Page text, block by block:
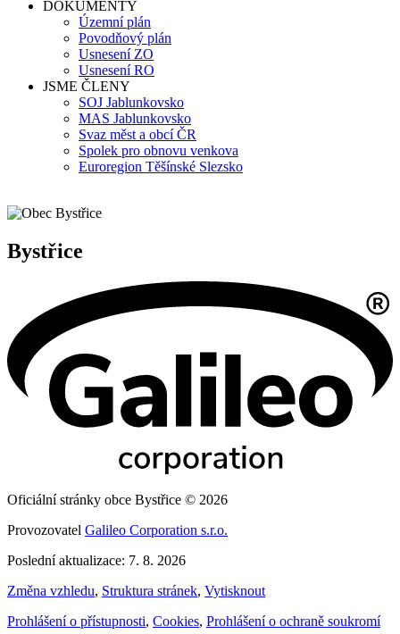
DOKUMENTY
Územní plán
Povodňový plán
Usnesení ZO
Usnesení RO
JSME ČLENY
SOJ Jablunkovsko
MAS Jablunkovsko
Svaz měst a obcí ČR
Spolek pro obnovu venkova
Euroregion Těšínské Slezsko
Bystřice
Oficiální stránky obce Bystřice © 2026
Provozovatel Galileo Corporation s.r.o.
Poslední aktualizace: 7. 8. 2026
Změna vzhledu, Struktura stránek, Vytisknout
Prohlášení o přístupnosti, Cookies, Prohlášení o ochraně soukromí